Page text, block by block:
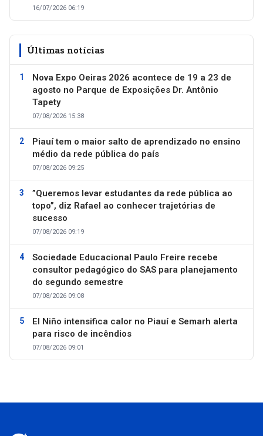
16/07/2026 06:19
Últimas notícias
Nova Expo Oeiras 2026 acontece de 19 a 23 de
agosto no Parque de Exposições Dr. Antônio
Tapety
07/08/2026 15:38
Piauí tem o maior salto de aprendizado no ensino
médio da rede pública do país
07/08/2026 09:25
”Queremos levar estudantes da rede pública ao
topo”, diz Rafael ao conhecer trajetórias de
sucesso
07/08/2026 09:19
Sociedade Educacional Paulo Freire recebe
consultor pedagógico do SAS para planejamento
do segundo semestre
07/08/2026 09:08
El Niño intensifica calor no Piauí e Semarh alerta
para risco de incêndios
07/08/2026 09:01